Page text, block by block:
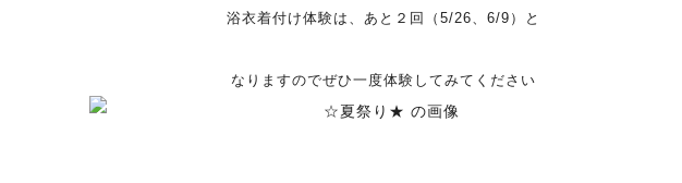
浴衣着付け体験は、あと２回（5/26、6/9）と
なりますのでぜひ一度体験してみてください